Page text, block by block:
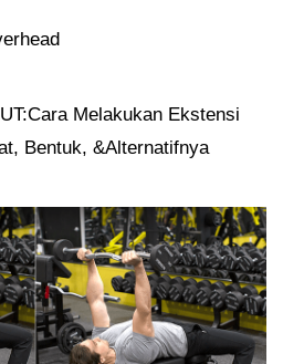
Melakukan Ekstensi
Bentuk, &Alternatifnya